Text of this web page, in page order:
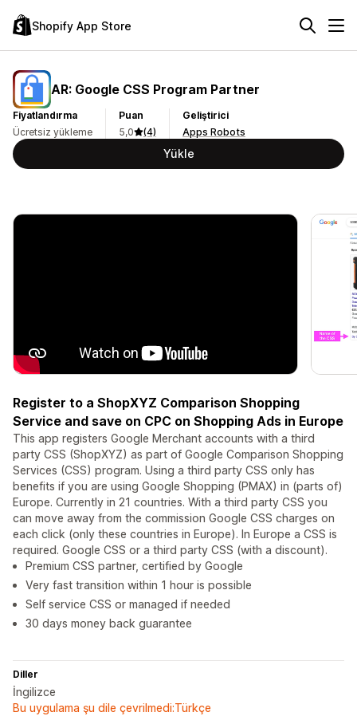
Shopify App Store
AR: Google CSS Program Partner
Fiyatlandırma
Ücretsiz yükleme
Puan
5,0
(4)
Geliştirici
Apps Robots
Yükle
Register to a ShopXYZ Comparison Shopping
Service and save on CPC on Shopping Ads in Europe
This app registers Google Merchant accounts with a third
party CSS (ShopXYZ) as part of Google Comparison Shopping
Services (CSS) program. Using a third party CSS only has
benefits if you are using Google Shopping (PMAX) in (parts of)
Europe. Currently in 21 countries. With a third party CSS you
can move away from the commission Google CSS charges on
each click (only these countries in Europe). In Europe a CSS is
required. Google CSS or a third party CSS (with a discount).
Premium CSS partner, certified by Google
Very fast transition within 1 hour is possible
Self service CSS or managed if needed
30 days money back guarantee
Diller
İngilizce
Bu uygulama şu dile çevrilmedi:Türkçe